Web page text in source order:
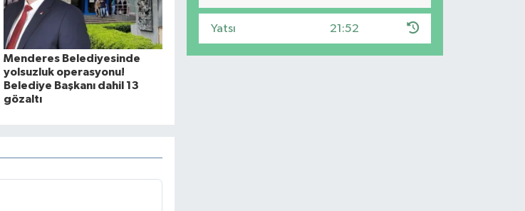
Menderes Belediyesinde
yolsuzluk operasyonu!
Belediye Başkanı dahil 13
gözaltı
Yatsı 21:52